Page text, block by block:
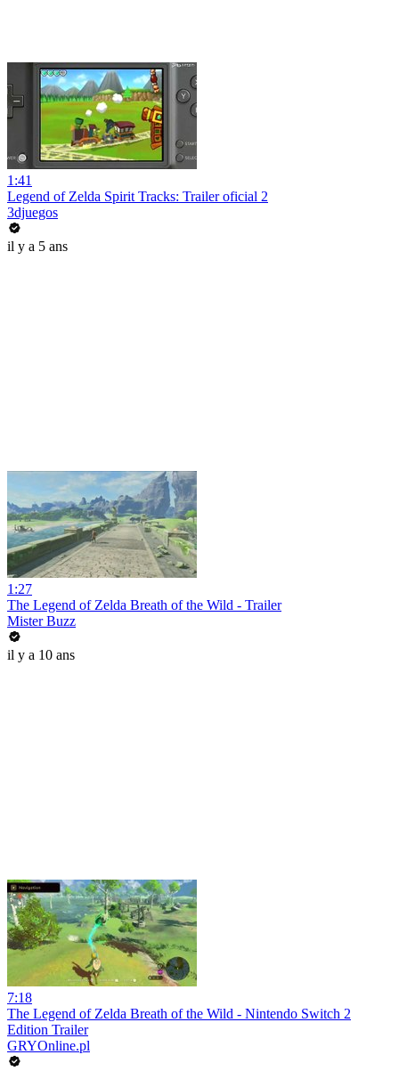
1:41
Legend of Zelda Spirit Tracks: Trailer oficial 2
3djuegos
il y a 5 ans
1:27
The Legend of Zelda Breath of the Wild - Trailer
Mister Buzz
il y a 10 ans
7:18
The Legend of Zelda Breath of the Wild - Nintendo Switch 2
Edition Trailer
GRYOnline.pl